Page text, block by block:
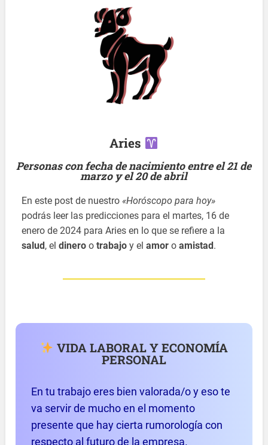
Aries
Personas con fecha de nacimiento entre el 21 de
marzo y el 20 de abril
En este post de nuestro «Horóscopo para hoy»
podrás leer las predicciones para el martes, 16 de
enero de 2024 para Aries en lo que se refiere a la
salud , eldinero otrabajo y elamor oamistad .
VIDA LABORAL Y ECONOMÍA
PERSONAL
En tu trabajo eres bien valorada/o y eso te
va servir de mucho en el momento
presente que hay cierta rumorología con
respecto al futuro de la empresa.